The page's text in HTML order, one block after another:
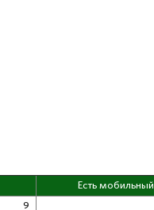
Есть мобильный
9